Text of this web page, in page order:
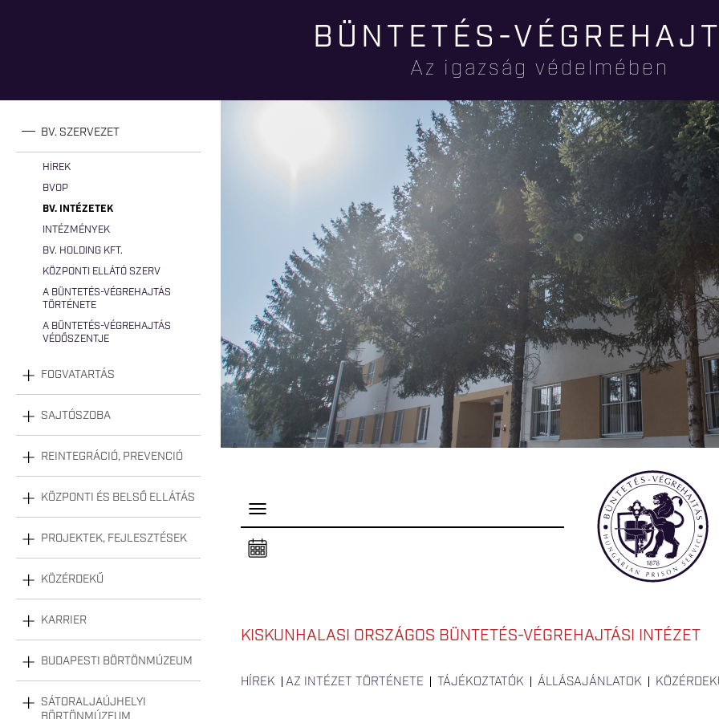
tartalomra
BÜNTETÉS-
Az igazság védelmében
BV. SZERVEZET
HÍREK
BVOP
BV. INTÉZETEK
INTÉZMÉNYEK
BV. HOLDING KFT.
KÖZPONTI ELLÁTÓ SZERV
A BÜNTETÉS-VÉGREHAJTÁS
TÖRTÉNETE
A BÜNTETÉS-VÉGREHAJTÁS
VÉDŐSZENTJE
FOGVATARTÁS
SAJTÓSZOBA
REINTEGRÁCIÓ, PREVENCIÓ
KÖZPONTI ÉS BELSŐ ELLÁTÁS
PROJEKTEK, FEJLESZTÉSEK
KÖZÉRDEKŰ
KARRIER
BUDAPESTI BÖRTÖNMÚZEUM
SÁTORALJAÚJHELYI
P
e
l
s
a
KISKUNHALASI ORSZÁGOS BÜNTETÉS-VÉGREHAJTÁSI INTÉZET
HÍREK AZ INTÉZET TÖRTÉNETE TÁJÉKOZTATÓK ÁLLÁSAJÁNLATOK